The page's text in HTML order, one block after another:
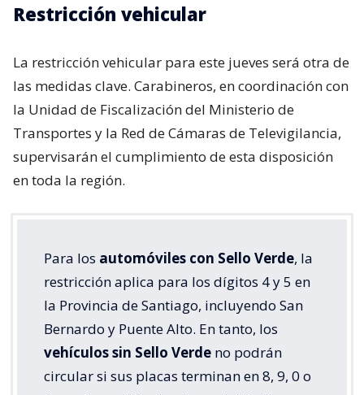
Restricción vehicular
La restricción vehicular para este jueves será otra de
las medidas clave. Carabineros, en coordinación con
la Unidad de Fiscalización del Ministerio de
Transportes y la Red de Cámaras de Televigilancia,
supervisarán el cumplimiento de esta disposición
en toda la región.
Para los automóviles con Sello Verde, la
restricción aplica para los dígitos 4 y 5 en
la Provincia de Santiago, incluyendo San
Bernardo y Puente Alto. En tanto, los
vehículos sin Sello Verde no podrán
circular si sus placas terminan en 8, 9, 0 o